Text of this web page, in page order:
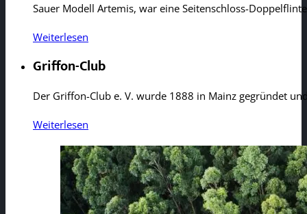
Sauer Modell Artemis, war eine Seitenschloss-
Weiterlesen
Griffon-Club
Der Griffon-Club e. V. wurde 1888 in Mainz gegründet
Weiterlesen